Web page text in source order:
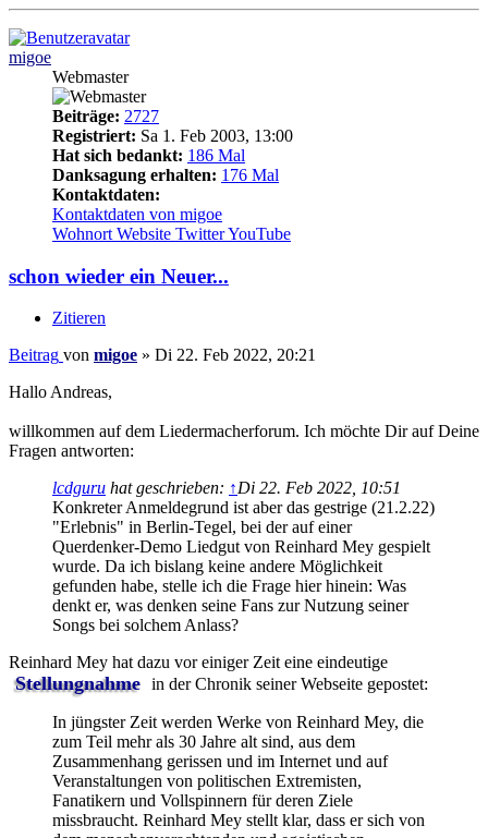
migoe
Webmaster
Beiträge: 2727
Registriert: Sa 1. Feb 2003, 13:00
Hat sich bedankt: 186 Mal
Danksagung erhalten: 176 Mal
Kontaktdaten:
Kontaktdaten von migoe
Wohnort Website TwitterYouTube
schon wieder ein Neuer...
Zitieren
Beitrag von migoe » Di 22. Feb 2022, 20:21
Hallo Andreas,
willkommen auf dem Liedermacherforum. Ich möchte Dir auf Deine
Fragen antworten:
lcdguru hat geschrieben: ↑Di 22. Feb 2022, 10:51
Konkreter Anmeldegrund ist aber das gestrige (21.2.22)
"Erlebnis" in Berlin-Tegel, bei der auf einer
Querdenker-Demo Liedgut von Reinhard Mey gespielt
wurde. Da ich bislang keine andere Möglichkeit
gefunden habe, stelle ich die Frage hier hinein: Was
denkt er, was denken seine Fans zur Nutzung seiner
Songs bei solchem Anlass?
Reinhard Mey hat dazu vor einiger Zeit eine eindeutige
Stellungnahme in der Chronik seiner Webseite gepostet:
In jüngster Zeit werden Werke von Reinhard Mey, die
zum Teil mehr als 30 Jahre alt sind, aus dem
Zusammenhang gerissen und im Internet und auf
Veranstaltungen von politischen Extremisten,
Fanatikern und Vollspinnern für deren Ziele
missbraucht. Reinhard Mey stellt klar, dass er sich von